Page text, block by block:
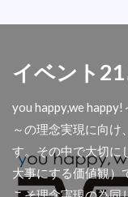
一体型テント
女性
イ
年越し
大
扇風機、工場。
イベント
you happy,we
～の理念実現に向け
す。その中で大切に
大事にする価値観）